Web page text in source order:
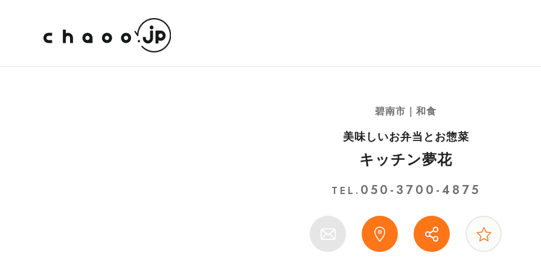
碧南市｜和食
美味しいお弁当とお惣菜
キッチン夢花
TEL. 050-3700-4875